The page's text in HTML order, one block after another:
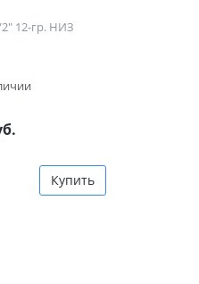
12-гр. НИЗ
Купить